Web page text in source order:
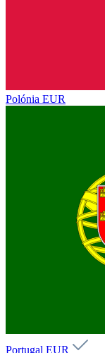
Polónia EUR
Portugal EUR